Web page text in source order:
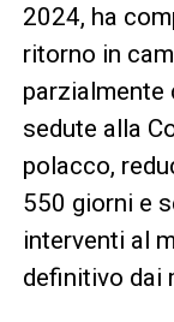
2024, ha
ritorno in
parzialmente
sedute alla
polacco,
550 giorni e
interventi al
definitivo dai